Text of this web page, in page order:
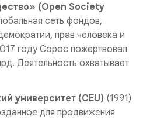
(Open Society
сеть фондов,
прав человека и
году Сорос пожертвовал
Деятельность охватывает
университет (CEU) (1991)
для продвижения